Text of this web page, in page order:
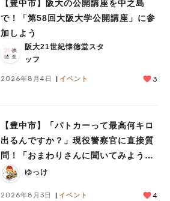
【豊中市】阪大の公開講座を中之島
で！「第58回大阪大学公開講座」に参
加しよう
阪大21世紀懐徳堂スタ
ッフ
2026年8月4日 イベント 3
【豊中市】「パトカーって最高何キロ
出るんですか？」現役警察官に直接質
問！「おまわりさんに聞いてみよう」
に参加しました
ゆっけ
2026年8月3日 イベント 4